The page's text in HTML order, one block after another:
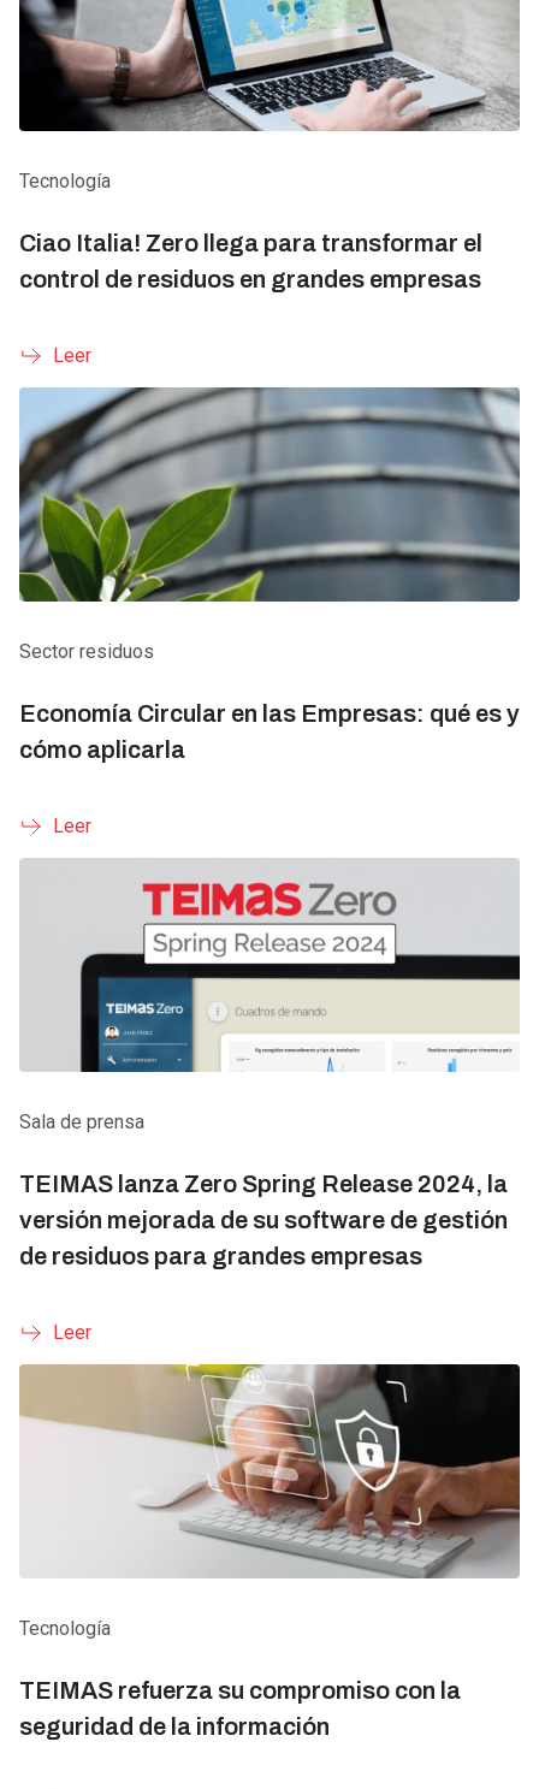
Tecnología
Ciao Italia! Zero llega para transformar el
control de residuos en grandes empresas
Leer
Sector residuos
Economía Circular en las Empresas: qué es y
cómo aplicarla
Leer
Sala de prensa
TEIMAS lanza Zero Spring Release 2024, la
versión mejorada de su software de gestión
de residuos para grandes empresas
Leer
Tecnología
TEIMAS refuerza su compromiso con la
seguridad de la información